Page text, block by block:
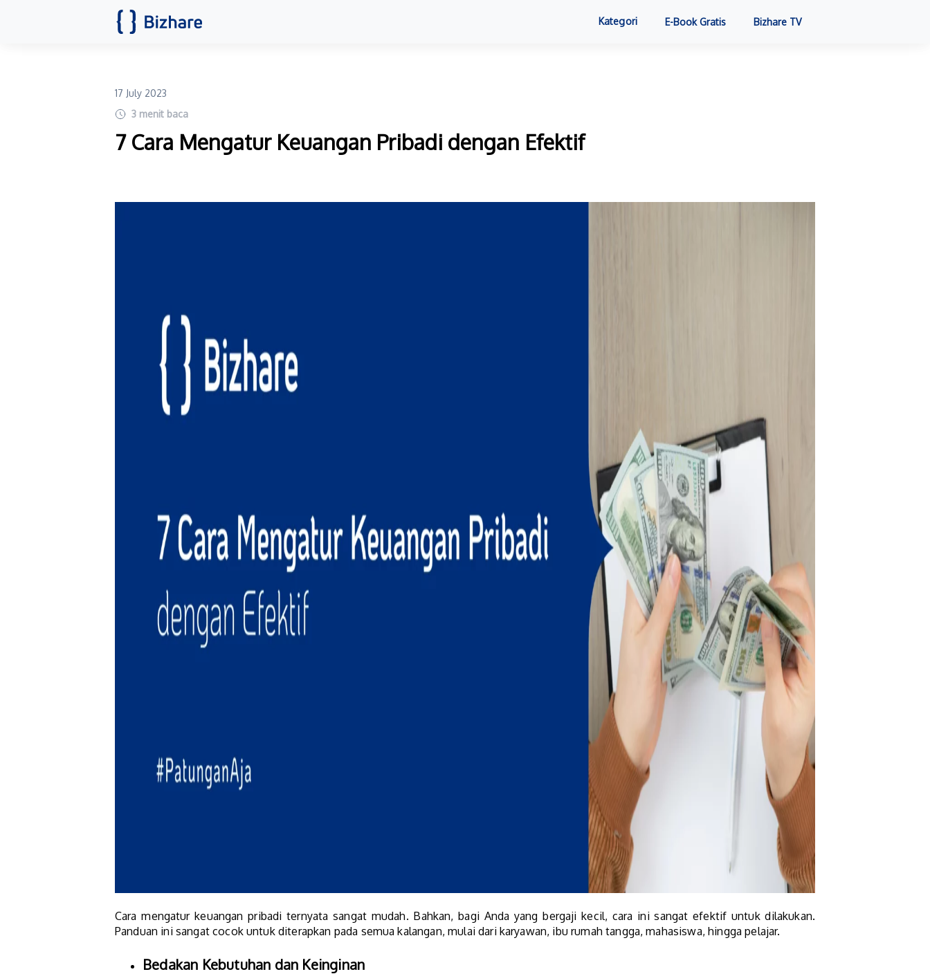
Kategori E-Book Gratis Bizhare TV
17 July 2023
3 menit baca
7 Cara Mengatur Keuangan Pribadi dengan Efektif
Cara mengatur keuangan pribadi ternyata sangat mudah. Bahkan, bagi Anda yang bergaji kecil, cara ini sangat efektif untuk dilakukan.
Panduan ini sangat cocok untuk diterapkan pada semua kalangan, mulai dari karyawan, ibu rumah tangga, mahasiswa, hingga pelajar.
Bedakan Kebutuhan dan Keinginan